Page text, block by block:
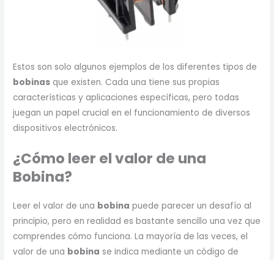
Estos son solo algunos ejemplos de los diferentes tipos de
bobinas que existen. Cada una tiene sus propias
características y aplicaciones específicas, pero todas
juegan un papel crucial en el funcionamiento de diversos
dispositivos electrónicos.
¿Cómo leer el valor de una
Bobina?
Leer el valor de una bobina puede parecer un desafío al
principio, pero en realidad es bastante sencillo una vez que
comprendes cómo funciona. La mayoría de las veces, el
valor de una bobina se indica mediante un código de